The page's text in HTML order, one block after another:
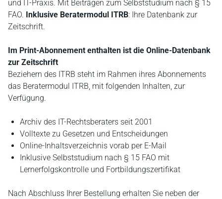
und IT-Praxis. Mit Beiträgen zum Selbststudium nach § 15
FAO. Inklusive Beratermodul ITRB: Ihre Datenbank zur
Zeitschrift.
Im Print-Abonnement enthalten ist die Online-Datenbank
zur Zeitschrift
Beziehern des ITRB steht im Rahmen ihres Abonnements
das Beratermodul ITRB, mit folgenden Inhalten, zur
Verfügung.
Archiv des IT-Rechtsberaters seit 2001
Volltexte zu Gesetzen und Entscheidungen
Online-Inhaltsverzeichnis vorab per E-Mail
Inklusive Selbststudium nach § 15 FAO mit
Lernerfolgskontrolle und Fortbildungszertifikat
Nach Abschluss Ihrer Bestellung erhalten Sie neben der